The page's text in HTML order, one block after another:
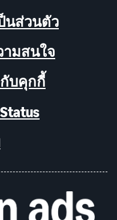
นส่วนตัว
มสนใจ
บคุกกี้